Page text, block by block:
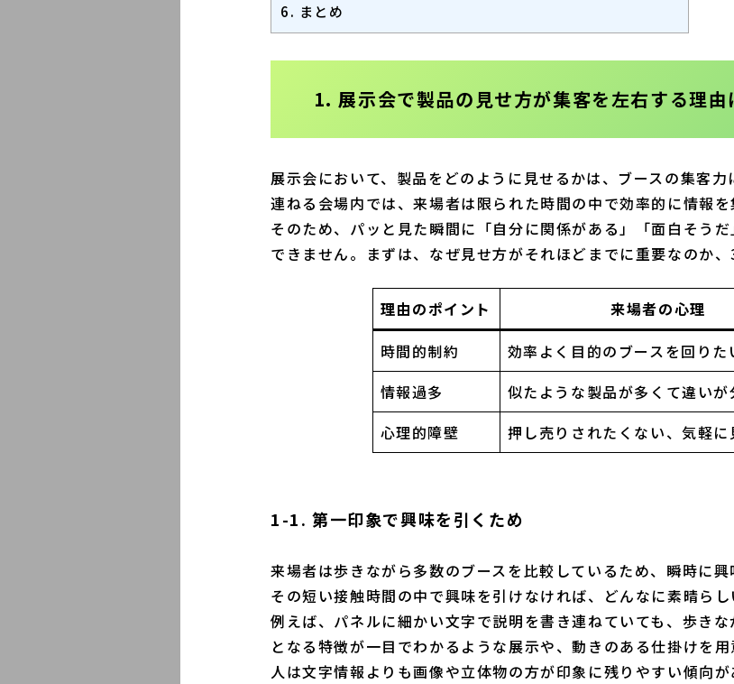
6. まとめ
1. 展示会で製品の見せ方が集客を左右する理由
展示会において、製品をどのように見せるかは、ブースの集客
連ねる会場内では、来場者は限られた時間の中で効率的に情報を
そのため、パッと見た瞬間に「自分に関係がある」「面白そう
できません。まずは、なぜ見せ方がそれほどまでに重要なのか
理由のポイント 来場者の心理
時間的制約
効率よく目的のブースを回りた
情報過多
似たような製品が多くて違いが
心理的障壁
押し売りされたくない、気軽に
1-1. 第一印象で興味を引くため
来場者は歩きながら多数のブースを比較しているため、瞬時に
その短い接触時間の中で興味を引けなければ、どんなに素晴ら
例えば、パネルに細かい文字で説明を書き連ねていても、歩き
となる特徴が一目でわかるような展示や、動きのある仕掛けを用
人は文字情報よりも画像や立体物の方が印象に残りやすい傾向が